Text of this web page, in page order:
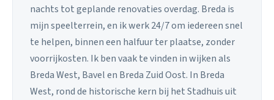
nachts tot geplande renovaties overdag. Breda is
mijn speelterrein, en ik werk 24/7 om iedereen snel
te helpen, binnen een halfuur ter plaatse, zonder
voorrijkosten. Ik ben vaak te vinden in wijken als
Breda West, Bavel en Breda Zuid Oost. In Breda
West, rond de historische kern bij het Stadhuis uit